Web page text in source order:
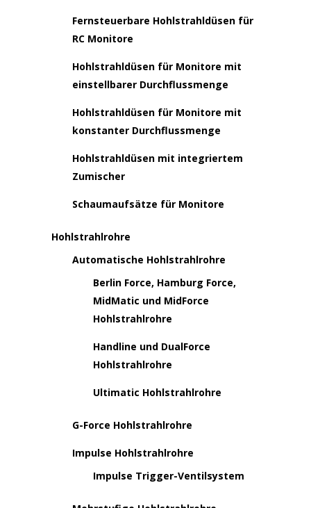
Fernsteuerbare Hohlstrahldüsen für
RC Monitore
Hohlstrahldüsen für Monitore mit
einstellbarer Durchflussmenge
Hohlstrahldüsen für Monitore mit
konstanter Durchflussmenge
Hohlstrahldüsen mit integriertem
Zumischer
Schaumaufsätze für Monitore
Hohlstrahlrohre
Automatische Hohlstrahlrohre
Berlin Force, Hamburg Force,
MidMatic und MidForce
Hohlstrahlrohre
Handline und DualForce
Hohlstrahlrohre
Ultimatic Hohlstrahlrohre
G-Force Hohlstrahlrohre
Impulse Hohlstrahlrohre
Impulse Trigger-Ventilsystem